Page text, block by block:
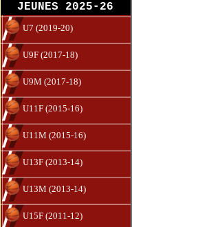
JEUNES 2025-26
U7 (2019-20)
U9F (2017-18)
U9M (2017-18)
U11F (2015-16)
U11M (2015-16)
U13F (2013-14)
U13M (2013-14)
U15F (2011-12)